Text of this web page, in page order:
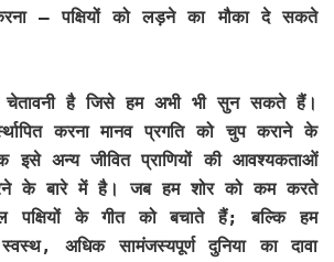
– पक्षियों को लड़ने का मौका दे सकते
चेतावनी है जिसे हम अभी भी सुन सकते हैं।
करना मानव प्रगति को चुप कराने के
इसे अन्य जीवित प्राणियों की आवश्यकताओं
के बारे में है। जब हम शोर को कम करते
के गीत को बचाते हैं; बल्कि हम
अधिक सामंजस्यपूर्ण दुनिया का दावा